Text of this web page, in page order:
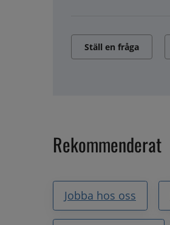
Ställ en fråga
Rekommenderat
Jobba hos oss